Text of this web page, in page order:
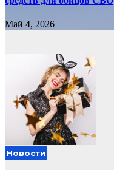
Май 4, 2026
Новости